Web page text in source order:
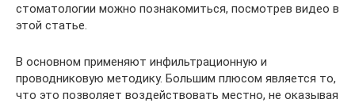
стоматологии можно познакомиться, посмотрев видео в
этой статье.
В основном применяют инфильтрационную и
проводниковую методику. Большим плюсом является то,
что это позволяет воздействовать местно, не оказывая